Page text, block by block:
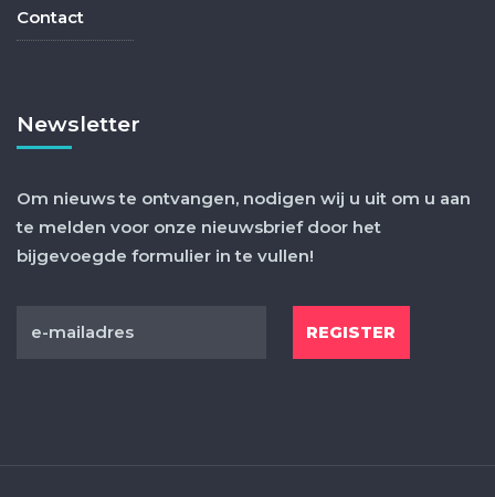
Contact
Newsletter
Om nieuws te ontvangen, nodigen wij u uit om u aan
te melden voor onze nieuwsbrief door het
bijgevoegde formulier in te vullen!